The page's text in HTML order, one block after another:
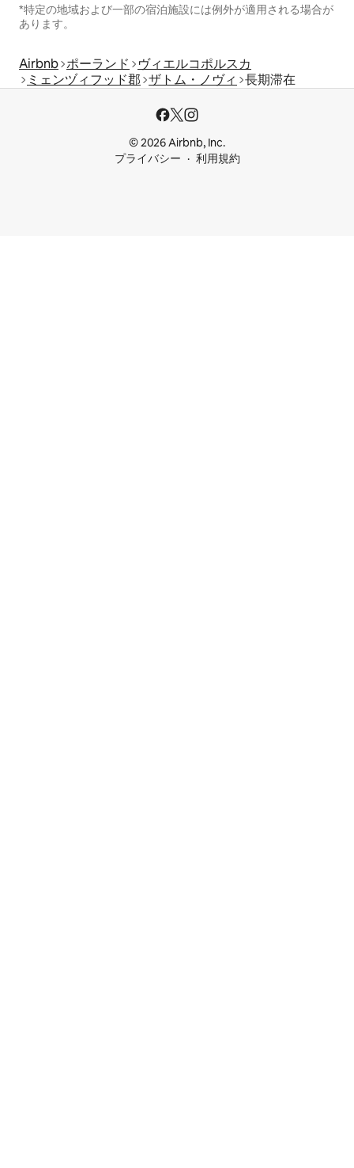
*特定の地域および一部の宿泊施設には例外が適用される場合が
あります。
Airbnb ポーランド
ヴィエルコポルスカ
ミェンヅィフッド郡 ザトム・ノヴィ 長期滞在
© 2026 Airbnb, Inc.
プライバシー
利用規約